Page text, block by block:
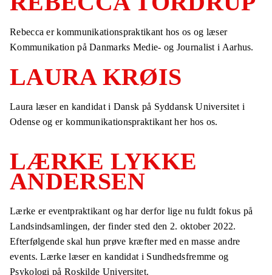
Rebecca er kommunikationspraktikant hos os og læser
Kommunikation på Danmarks Medie- og Journalist i Aarhus.
LAURA KRØIS
Laura læser en kandidat i Dansk på Syddansk Universitet i
Odense og er kommunikationspraktikant her hos os.
LÆRKE LYKKE
ANDERSEN
Lærke er eventpraktikant og har derfor lige nu fuldt fokus på
Landsindsamlingen, der finder sted den 2. oktober 2022.
Efterfølgende skal hun prøve kræfter med en masse andre
events. Lærke læser en kandidat i Sundhedsfremme og
Psykologi på Roskilde Universitet.